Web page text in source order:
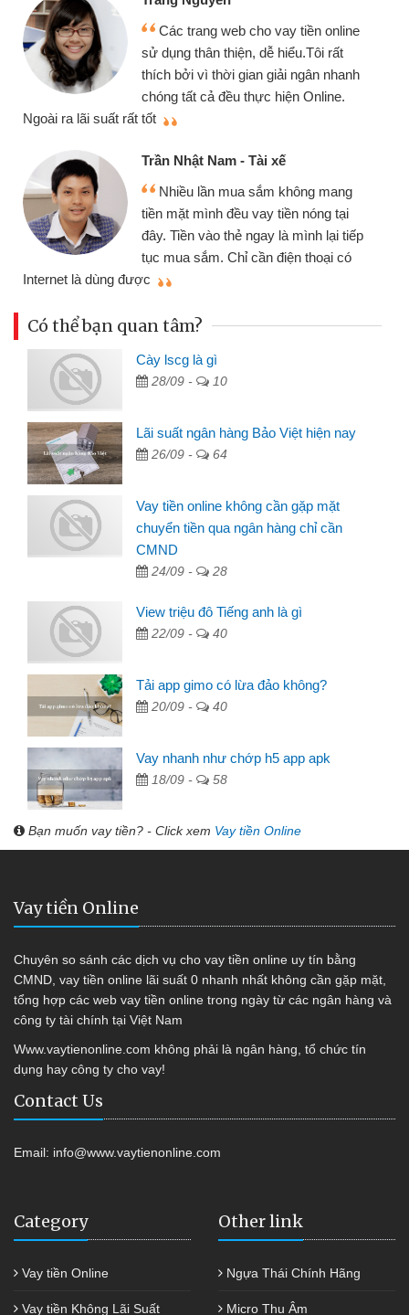
cho vay tiền online
dễ hiểu.Tôi rất
giải ngân nhanh
hiện Online.
Tài xế
sắm không mang
vay tiền nóng tại
ngay là mình lại tiếp
cần điện thoại có
Mình cần tiền gấp
chiếc xe wave nhưng
gói vay tiền bằng
cần gặp mặt nên rất
thiệu cho bạn bè biết
Cấn Văn Lực - Tạp
nhiều lúc cần vốn
đến website qua bạn
đã giải quyết được
Có thể bạn quan tâm?
Cày lscg là gì
28/09 - 10
Lãi suất ngân hàng Bảo Việt hiện nay
26/09 - 64
Vay tiền online không cần gặp mặt
chuyển tiền qua ngân hàng chỉ cần
CMND
24/09 - 28
View triệu đô Tiếng anh là gì
22/09 - 40
Tải app gimo có lừa đảo không?
20/09 - 40
Vay nhanh như chớp h5 app apk
18/09 - 58
Bạn muốn vay tiền? - Click xem Vay tiền Online
Vay tiền Online
Chuyên so sánh các dịch vụ cho vay tiền online uy tín bằng
CMND, vay tiền online lãi suất 0 nhanh nhất không cần gặp mặt,
tổng hợp các web vay tiền online trong ngày từ các ngân hàng và
công ty tài chính tại Việt Nam
Www.vaytienonline.com không phải là ngân hàng, tổ chức tín
dụng hay công ty cho vay!
Contact Us
Email: info@www.vaytienonline.com
Category
Vay tiền Online
Vay tiền Không Lãi Suất
Other link
Ngựa Thái Chính Hãng
Micro Thu Âm